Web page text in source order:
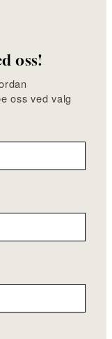
oss!
oss ved valg